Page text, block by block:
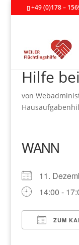
+49 (0)178 –
Hilfe
von
WANN
11.
14:00 -
ZUM